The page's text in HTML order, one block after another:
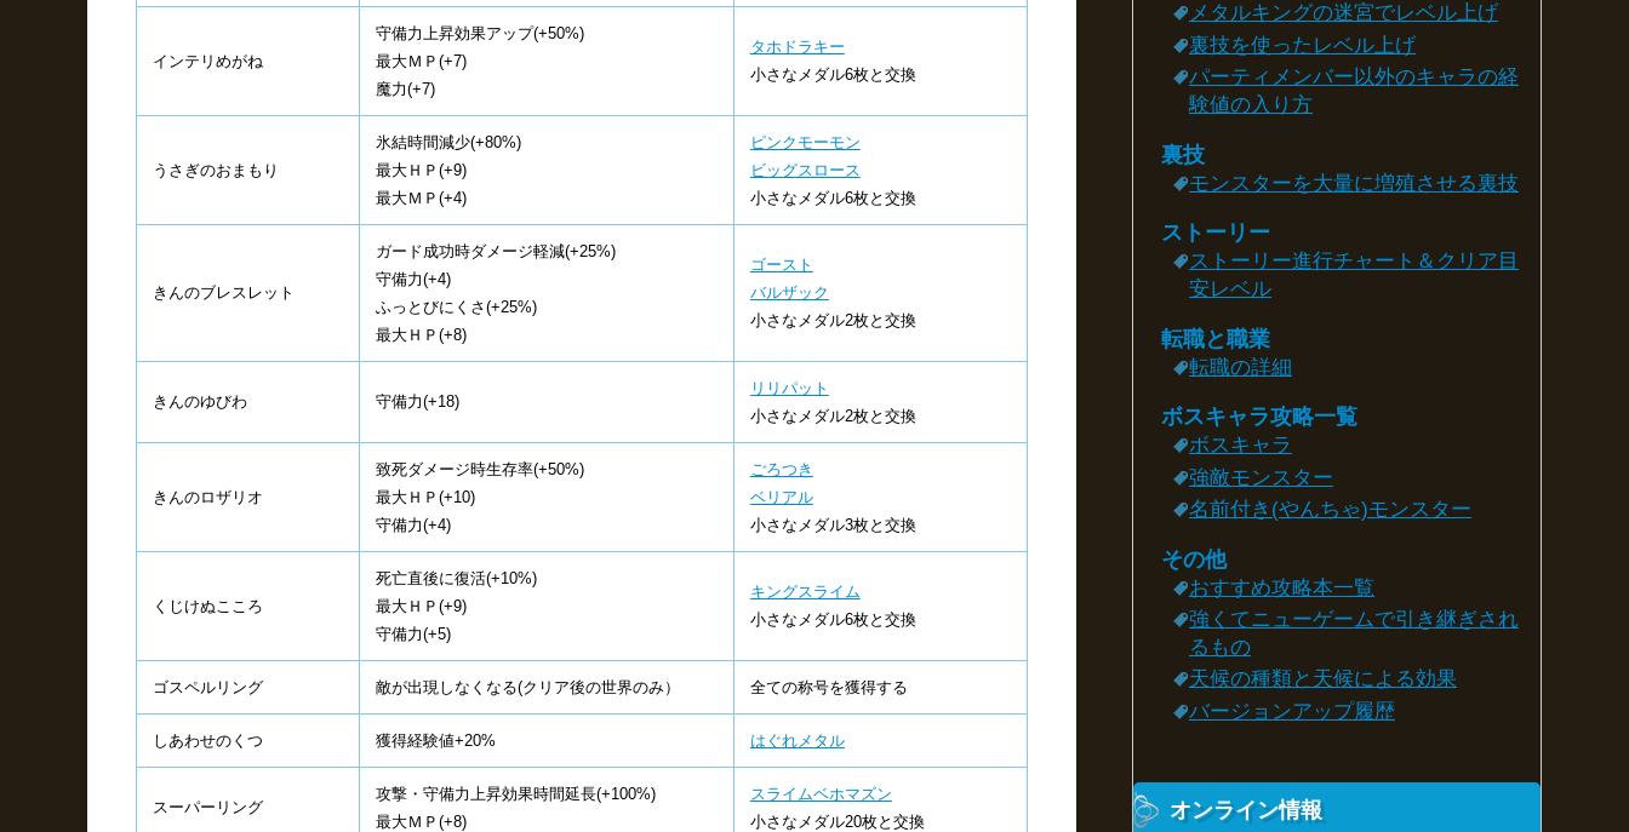
インテリめがね
守備力上昇効果アップ(+50%)
最大ＭＰ(+7)
魔力(+7)
タホドラキー
小さなメダル6枚と交換
うさぎのおまもり
氷結時間減少(+80%)
最大ＨＰ(+9)
最大ＭＰ(+4)
ピンクモーモン
ビッグスロース
小さなメダル6枚と交換
きんのブレスレット
ガード成功時ダメージ軽減(+25%)
守備力(+4)
ふっとびにくさ(+25%)
最大ＨＰ(+8)
ゴースト
バルザック
小さなメダル2枚と交換
きんのゆびわ 守備力(+18)
リリパット
小さなメダル2枚と交換
きんのロザリオ
致死ダメージ時生存率(+50%)
最大ＨＰ(+10)
守備力(+4)
ごろつき
ベリアル
小さなメダル3枚と交換
くじけぬこころ
死亡直後に復活(+10%)
最大ＨＰ(+9)
守備力(+5)
キングスライム
小さなメダル6枚と交換
ゴスペルリング 敵が出現しなくなる(クリア後の世界のみ） 全ての称号を獲得する
しあわせのくつ 獲得経験値+20% はぐれメタル
スーパーリング
攻撃・守備力上昇効果時間延長(+100%)
最大ＭＰ(+8)
スライムベホマズン
小さなメダル20枚と交換
メタルキングの迷宮でレベル上げ
裏技を使ったレベル上げ
パーティメンバー以外のキャラの経
験値の入り方
裏技
モンスターを大量に増殖させる裏技
ストーリー
ストーリー進行チャート＆クリア目
安レベル
転職と職業
転職の詳細
ボスキャラ攻略一覧
ボスキャラ
強敵モンスター
名前付き(やんちゃ)モンスター
その他
おすすめ攻略本一覧
強くてニューゲームで引き継ぎされ
るもの
天候の種類と天候による効果
バージョンアップ履歴
オンライン情報